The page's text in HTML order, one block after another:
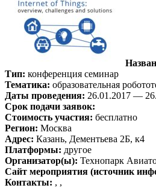
Тип: конференция семинар
Тематика: образовательная
Даты проведения: 26.01.2017 —
Срок подачи заявок:
Стоимость участия: бесплатно
Регион: Москва
Адрес: Казань, Дементьева 2Б, к4
Платформы: другое
Организатор(ы): Технопарк
Сайт мероприятия (источник
Контакты: , ,